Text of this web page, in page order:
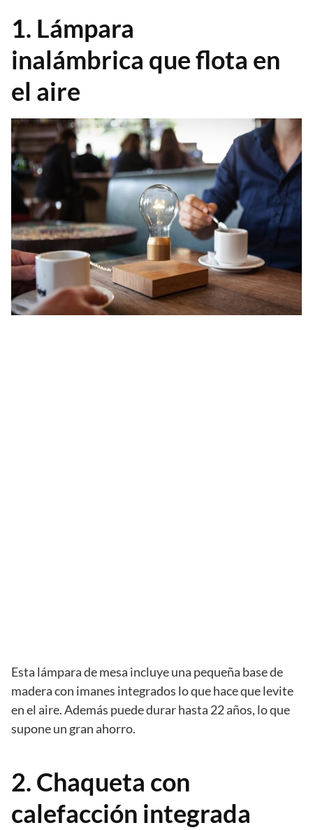
1. Lámpara
inalámbrica que flota en
el aire
Esta lámpara de mesa incluye una pequeña base de
madera con imanes integrados lo que hace que levite
en el aire. Además puede durar hasta 22 años, lo que
supone un gran ahorro.
2. Chaqueta con
calefacción integrada